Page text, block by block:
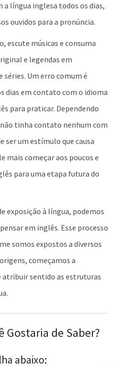
língua inglesa todos os dias,
ouvidos para a pronúncia.
escute músicas e consuma
e legendas em
Um erro comum é
dias em contato com o idioma
para praticar. Dependendo
tinha contato nenhum com
ser um estímulo que causa
mais começar aos poucos e
para uma etapa futura do
exposição à língua, podemos
em inglês. Esse processo
somos expostos a diversos
começamos a
atribuir sentido as estruturas
Gostaria de Saber?
abaixo: